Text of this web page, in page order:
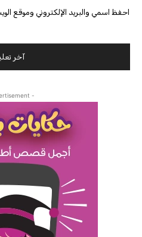
احفظ اسمي والبريد الإلكتروني وموقع
-